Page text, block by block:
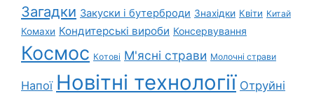
Загадки Закуски і бутерброди Знахідки Квіти Китай
Комахи Кондитерські вироби Консервування
Космос Котові М'ясні страви Молочні страви
Напої Новітні технології Отруйні